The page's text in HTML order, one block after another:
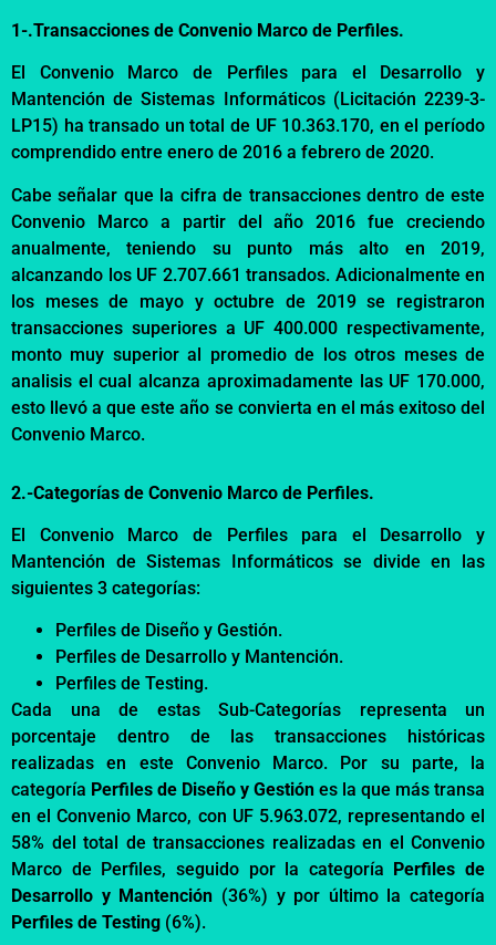
1-.Transacciones de Convenio Marco de Perfiles.
El Convenio Marco de
Perfiles para el Desarrollo y
Mantención de Sistemas Informáticos (Licitación 2239-3-
LP15) ha transado un total de UF 10.363.170, en el período
comprendido entre enero de 2016 a febrero de 2020.
Cabe señalar que la cifra de transacciones dentro de este
Convenio Marco a partir del año 2016 fue creciendo
anualmente, teniendo su punto más alto en 2019,
alcanzando los UF 2.707.661 transados. Adicionalmente en
los meses de mayo y octubre de 2019 se registraron
transacciones superiores a UF 400.000 respectivamente,
monto muy superior al promedio de los otros mesesde
analisis el cual alcanza aproximadamente las UF 170.000,
esto llevó a que este año se convierta en el más exitoso del
Convenio Marco.
2.-Categorías de Convenio Marco de Perfiles.
El Convenio Marco de Perfiles para el Desarrollo y
Mantención de Sistemas Informáticosse divide en las
siguientes 3 categorías:
Perfiles de Diseño y Gestión.
Perfiles de Desarrollo y Mantención.
Perfiles de Testing.
Cada una de estas Sub-Categorías representa un
porcentaje dentro de lastransacciones históricas
realizadas en este Convenio Marco. Por su parte, la
categoría Perfiles de Diseño y Gestión es la que más transa
en el Convenio Marco, con UF 5.963.072, representando el
58% del total de transacciones realizadas en el Convenio
Marco de Perfiles, seguido por la categoría
Perfiles de
Desarrollo y Mantención (36%) y por último la categoría
Perfiles de Testing (6%).